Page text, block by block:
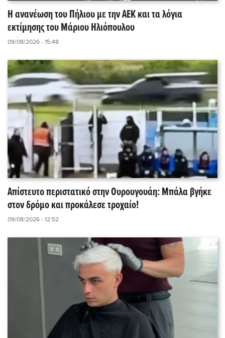
Η ανανέωση του Πήλιου με την ΑΕΚ και τα λόγια
εκτίμησης του Μάριου Ηλιόπουλου
09/08/2026 - 15:48
Απίστευτο περιστατικό στην Ουρουγουάη: Μπάλα βγήκε
στον δρόμο και προκάλεσε τροχαίο!
09/08/2026 - 12:52